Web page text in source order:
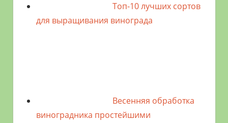
Топ-10 лучших сортов
для выращивания винограда
Весенняя обработка
виноградника простейшими